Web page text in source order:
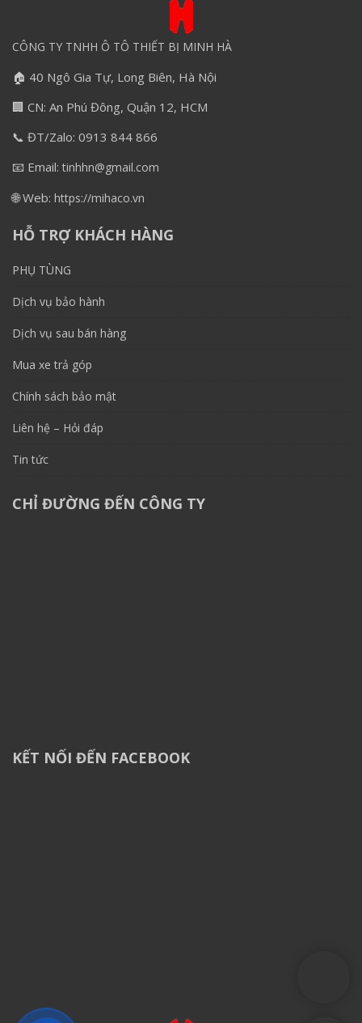
CÔNG TY TNHH Ô TÔ THIẾT BỊ MINH HÀ
🏠 40 Ngô Gia Tự, Long Biên, Hà Nội
🏢 CN: An Phú Đông, Quận 12, HCM
📞 ĐT/Zalo: 0913 844 866
📧 Email: tinhhn@gmail.com
🌐 Web: https://mihaco.vn
HỖ TRỢ KHÁCH HÀNG
PHỤ TÙNG
Dịch vụ bảo hành
Dịch vụ sau bán hàng
Mua xe trả góp
Chính sách bảo mật
Liên hệ – Hỏi đáp
Tin tức
CHỈ ĐƯỜNG ĐẾN CÔNG TY
KẾT NỐI ĐẾN FACEBOOK